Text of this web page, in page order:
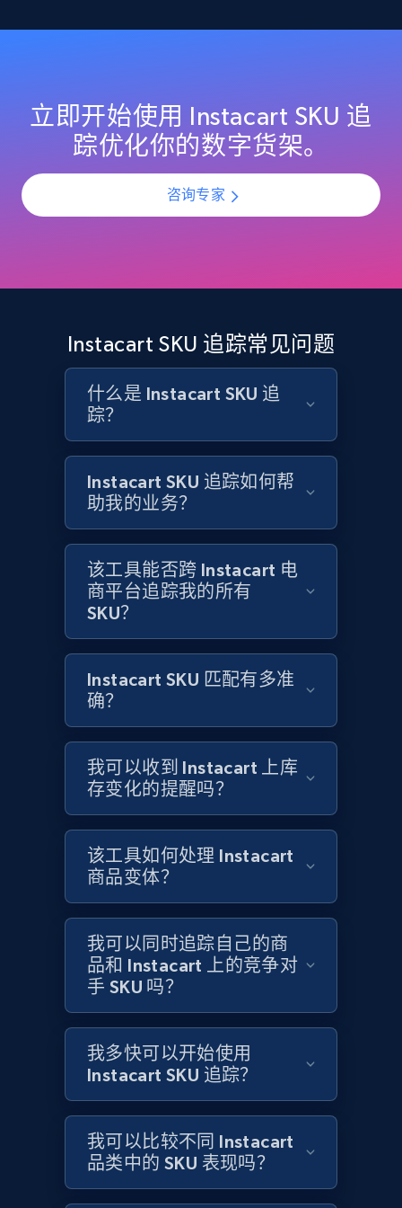
URL, Domain, Country code, Model number,
Sku, Product id, Product name, Manufacturer,
and more.
355+
URL, Domain, Country code, Model number,
Sku, Product id, Product name, Manufacturer,
and more.
2.1K+
Home Depot US - Discovery products by
specific category URL
URL, Domain, Country code, Model number,
Sku, Product id, Product name, Manufacturer,
and more.
Title, Seller name, Brand, Description, Initial
price, Currency, Availability, Reviews count, and
2.1K+ 375+ 立即开始
Amazon products global dataset - Collects
products by specific category URL
Title, Seller name, Brand, Description, Initial
price, Currency, Availability, Reviews count, and
more.
2.1K+ 375+
Amazon products global dataset -
Collecting products by keyword search
立即开始使用 Instacart SKU 追
踪优化你的数字货架。
咨询专家
Instacart SKU 追踪常见问题
什么是 Instacart SKU 追
踪？
Instacart SKU 追踪如何帮
助我的业务？
该工具能否跨 Instacart 电
商平台追踪我的所有
SKU？
Instacart SKU 匹配有多准
确？
我可以收到 Instacart 上库
存变化的提醒吗？
该工具如何处理 Instacart
商品变体？
我可以同时追踪自己的商
品和 Instacart 上的竞争对
手 SKU 吗？
我多快可以开始使用
Instacart SKU 追踪？
我可以比较不同 Instacart
品类中的 SKU 表现吗？